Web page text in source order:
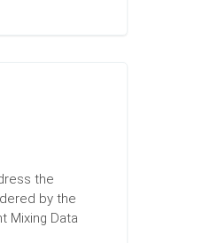
the
by the
Mixing Data